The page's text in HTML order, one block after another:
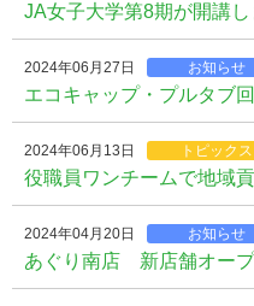
JA女子大学第8期が開講し
2024年06月27日 お知らせ
エコキャップ・プルタブ
2024年06月13日 トピックス
役職員ワンチームで地域
2024年04月20日 お知らせ
あぐり南店 新店舗オー